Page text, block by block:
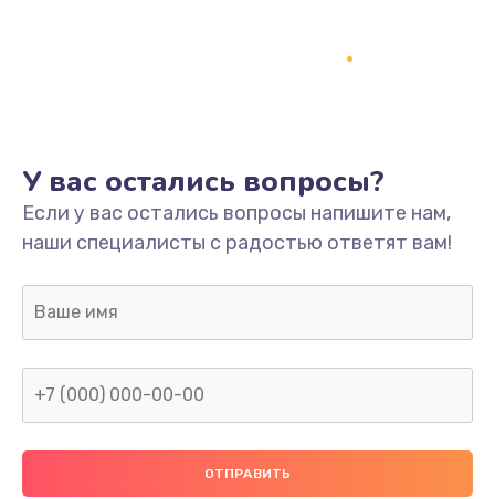
Не включается
1400 руб.
Заказать
800 руб.
400 руб.
У вас остались вопросы?
Если у вас остались вопросы напишите нам,
наши специалисты с радостью ответят вам!